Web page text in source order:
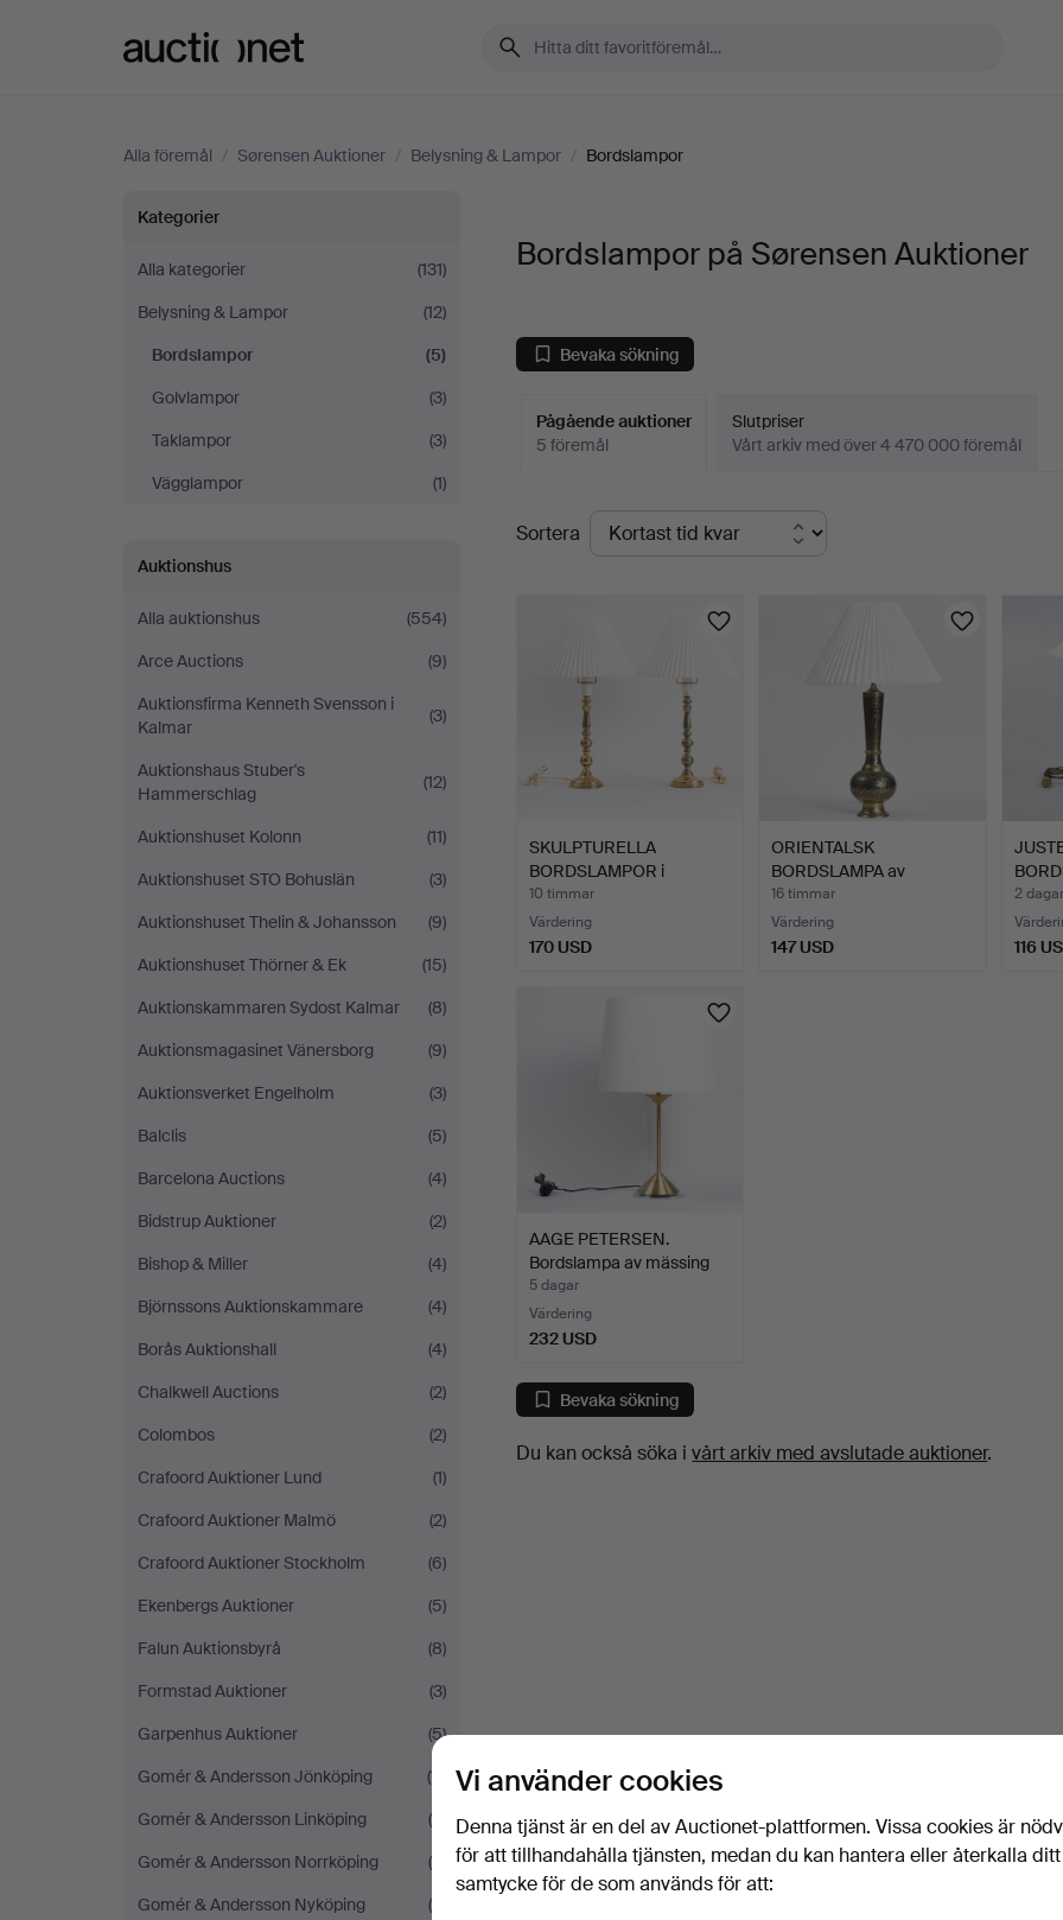
Alla föremål / Sørensen Auktioner / Belysning & Lampor / Bordslampor
Bordslampor
på
Sørensen
Auktioner
Kategorier
Alla kategorier
(131)
Belysning & Lampor
(12)
Bordslampor
(5)
Golvlampor
(3)
Taklampor
(3)
Vägglampor
(1)
Auktionshus
Alla auktionshus
(554)
Arce Auctions
(9)
Auktionsfirma Kenneth Svensson i
Kalmar
(3)
Auktionshaus Stuber's
Hammerschlag
(12)
Auktionshuset Kolonn
(11)
Auktionshuset STO Bohuslän
(3)
Auktionshuset Thelin & Johansson
(9)
Auktionshuset Thörner & Ek
(15)
Auktionskammaren Sydost Kalmar
(8)
Auktionsmagasinet Vänersborg
(9)
Auktionsverket Engelholm
(3)
Balclis
(5)
Barcelona Auctions
(4)
Bidstrup Auktioner
(2)
Bishop & Miller
(4)
Björnssons Auktionskammare
(4)
Borås Auktionshall
(4)
Chalkwell Auctions
(2)
Colombos
(2)
Crafoord Auktioner Lund
(1)
Crafoord Auktioner Malmö
(2)
Crafoord Auktioner Stockholm
(6)
Ekenbergs Auktioner
(5)
Falun Auktionsbyrå
(8)
Formstad Auktioner
(3)
Garpenhus Auktioner
(5)
Gomér & Andersson Jönköping
(11)
Gomér & Andersson Linköping
(4)
Gomér & Andersson Norrköping
(5)
Gomér & Andersson Nyköping
(4)
Bordslampor på Sørensen Auktioner
Bevaka sökning
Pågående auktioner
5 föremål
Slutpriser
Vårt arkiv med över 4 470 000 föremål
Pågående
auktioner
Sortera
SKULPTURELLA
BORDSLAMPOR i
mässing, Danmar…
10 timmar
Värdering
170 USD
ORIENTALSK
BORDSLAMPA av
mässing. Mitten a…
16 timmar
Värdering
147 USD
med
2 dagar
116
AAGE PETERSEN.
Bordslampa av mässing
och g…
5 dagar
Värdering
232 USD
Bevaka sökning
Du kan också söka ivårt arkiv med avslutade auktioner.
Vi använder cookies
Denna tjänst är en del av Auctionet-plattformen. Vissa cookies är
för att tillhandahålla tjänsten, medan du kan hantera eller återkalla ditt
samtycke för de som används för att: